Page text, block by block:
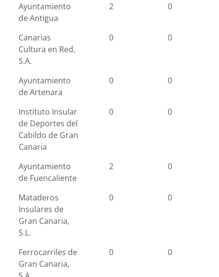
Ayuntamiento
de Antigua
2 0
Canarias
Cultura en Red,
S.A.
0 0
Ayuntamiento
de Artenara
0 0
Instituto Insular
de Deportes del
Cabildo de Gran
Canaria
0 0
Ayuntamiento
de Fuencaliente
2 0
Mataderos
Insulares de
Gran Canaria,
S.L.
0 0
Ferrocarriles de
Gran Canaria,
0 0